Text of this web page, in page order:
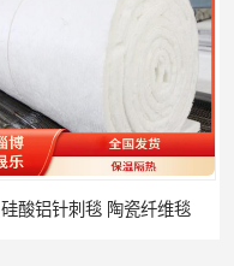
陶瓷纤维毯 硅酸铝纤维毯